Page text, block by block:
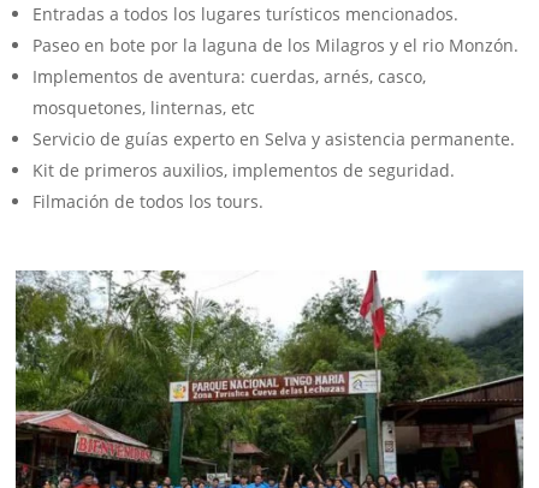
Entradas a todos los lugares turísticos mencionados.
Paseo en bote por la laguna de los Milagros y el rio Monzón.
Implementos de aventura: cuerdas, arnés, casco,
mosquetones, linternas, etc
Servicio de guías experto en Selva y asistencia permanente.
Kit de primeros auxilios, implementos de seguridad.
Filmación de todos los tours.